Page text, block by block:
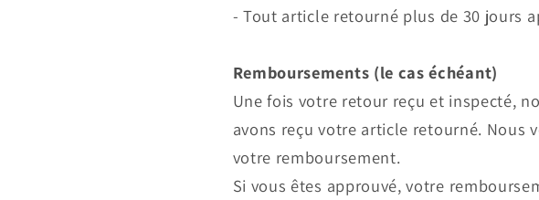
- Tout article retourné plus de 30 jours
Remboursements (le cas échéant)
Une fois votre retour reçu et inspecté,
avons reçu votre article retourné. Nous
votre remboursement.
Si vous êtes approuvé, votre